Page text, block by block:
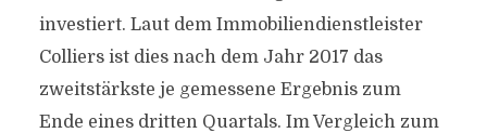
investiert. Laut dem Immobiliendienstleister
Colliers ist dies nach dem Jahr 2017 das
zweitstärkste je gemessene Ergebnis zum
Ende eines dritten Quartals. Im Vergleich zum